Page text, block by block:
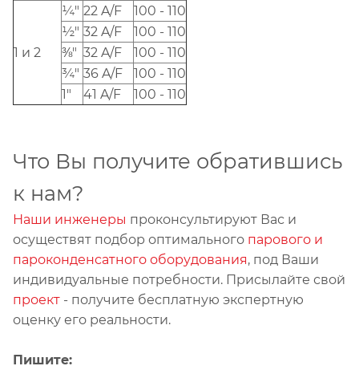
1 и 2
¼" 22 A/F
100 - 110
½" 32 A/F
100 - 110
⅜" 32 A/F
100 - 110
¾" 36 A/F
100 - 110
1"
41 A/F 100 - 110
Что Вы получите обратившись
к нам?
Наши инженеры проконсультируют Вас и
осуществят подбор оптимального парового и
пароконденсатного оборудования, под Ваши
индивидуальные потребности. Присылайте свой
проект - получите бесплатную экспертную
оценку его реальности.
Пишите: